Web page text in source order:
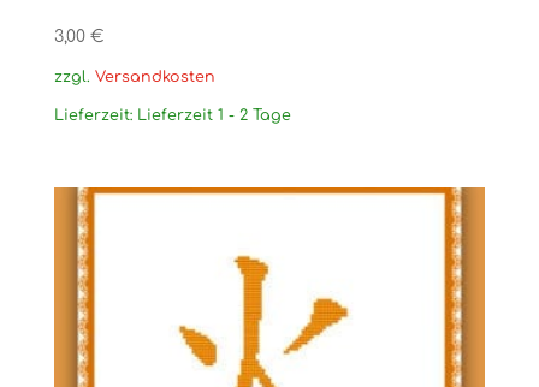
3,00 €
zzgl. Versandkosten
Lieferzeit: Lieferzeit 1 - 2 Tage